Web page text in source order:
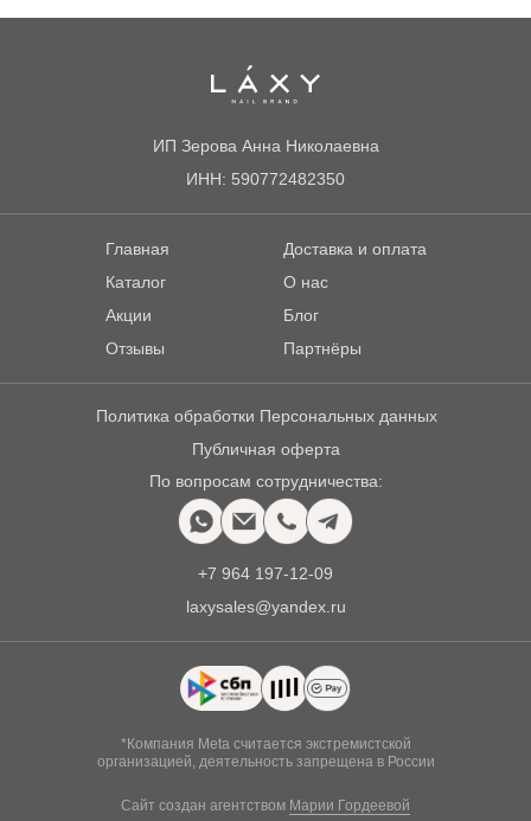
ИП Зерова Анна Николаевна
ИНН: 590772482350
Главная
Каталог
Акции
Отзывы
Доставка и оплата
О нас
Блог
Партнёры
Политика обработки Персональных данных
Публичная оферта
По вопросам сотрудничества:
*Компания Meta считается экстремистской
организацией, деятельность запрещена в России
Сайт создан агентством Марии Гордеевой
+7 964 197-12-09
laxysales@yandex.ru